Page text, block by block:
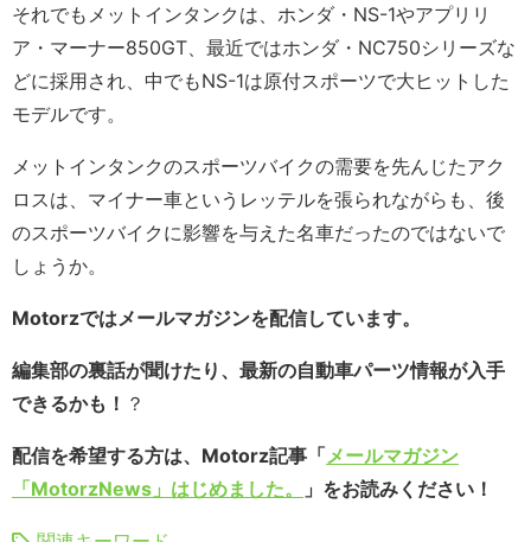
それでもメットインタンクは、ホンダ・NS-1やアプリリ
ア・マーナー850GT、最近ではホンダ・NC750シリーズな
どに採用され、中でもNS-1は原付スポーツで大ヒットした
モデルです。
メットインタンクのスポーツバイクの需要を先んじたアク
ロスは、マイナー車というレッテルを張られながらも、後
のスポーツバイクに影響を与えた名車だったのではないで
しょうか。
Motorzではメールマガジンを配信しています。
編集部の裏話が聞けたり、最新の自動車パーツ情報が入手
できるかも！ ？
配信を希望する方は、Motorz記事「メールマガジン
「MotorzNews」はじめました。
」をお読みください！